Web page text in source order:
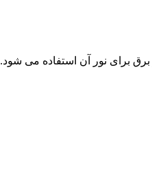
برای نور آن استفاده می شود.